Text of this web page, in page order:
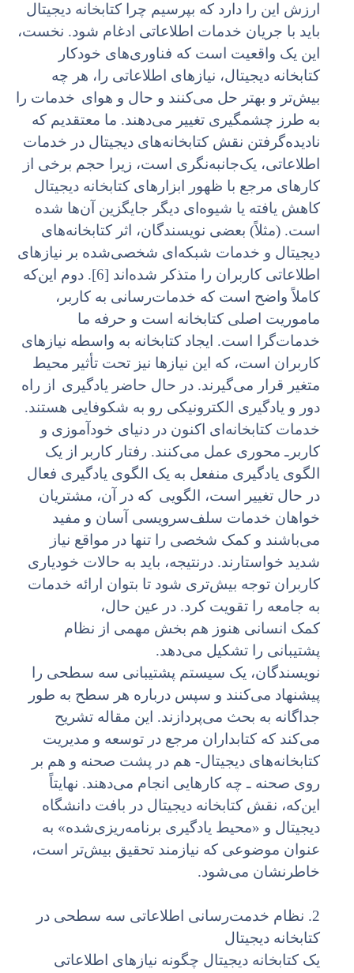
ارزش این را دارد که بپرسیم چرا کتابخانه دیجیتال
باید با جریان خدمات اطلاعاتی ادغام شود. نخست،
این یک واقعیت است که فناوری‌های خودکار
کتابخانه دیجیتال، نیازهای اطلاعاتی را، هر چه
بیش‌تر و بهتر حل می‌کنند و حال و هوای خدمات را
به طرز چشمگیری تغییر می‌دهند. ما معتقدیم که
نادیده‌گرفتن نقش کتابخانه‌های دیجیتال در خدمات
اطلاعاتی، یک‌جانبه‌نگری است، زیرا حجم برخی از
کارهای مرجع با ظهور ابزارهای کتابخانه دیجیتال
کاهش یافته یا شیوه‌ای دیگر جایگزین آن‌ها شده
است. (مثلاً) بعضی نویسندگان، اثر کتابخانه‌های
دیجیتال و خدمات شبکه‌ای شخصی‌شده بر نیازهای
اطلاعاتی کاربران را متذکر شده‌اند [6]. دوم این‌که
کاملاً واضح است که خدمات‌رسانی به کاربر،
ماموریت اصلی کتابخانه است و حرفه ما
خدمات‌گرا است. ایجاد کتابخانه به واسطه نیازهای
کاربران است، که این نیازها نیز تحت تأثیر محیط
متغیر قرار می‌گیرند. در حال حاضر یادگیری
از راه
دور و یادگیری الکترونیکی رو به شکوفایی هستند.
خدمات کتابخانه‌ای اکنون در دنیای خودآموزی و
کاربرـ محوری عمل می‌کنند. رفتار کاربر از یک
الگوی یادگیری منفعل به یک الگوی یادگیری فعال
در حال تغییر است، الگویی که در آن، مشتریان
خواهان خدمات سلف‌سرویسی آسان و مفید
می‌باشند و کمک شخصی را تنها در مواقع نیاز
شدید خواستارند. درنتیجه، باید به حالات خودیاری
کاربران توجه بیش‌تری شود تا بتوان ارائه خدمات
به جامعه را تقویت کرد. در عین حال،
کمک انسانی هنوز هم بخش مهمی از نظام
پشتیبانی را تشکیل می‌دهد.
نویسندگان، یک سیستم پشتیبانی سه سطحی را
پیشنهاد می‌کنند و سپس درباره هر سطح به طور
جداگانه به بحث می‌پردازند. این مقاله تشریح
می‌کند که کتابداران مرجع در توسعه و مدیریت
کتابخانه‌های دیجیتال- هم در پشت صحنه و هم بر
روی صحنه ـ چه کارهایی انجام می‌دهند. نهایتاً
این‌که، نقش کتابخانه دیجیتال در بافت دانشگاه
دیجیتال و «محیط یادگیری برنامه‌ریزی‌شده» به
عنوان موضوعی که نیازمند تحقیق بیش‌تر است،
خاطرنشان می‌‌شود.
2. نظام خدمت‌رسانی اطلاعاتی سه سطحی در
کتابخانه دیجیتال
یک کتابخانه دیجیتال چگونه نیازهای اطلاعاتی